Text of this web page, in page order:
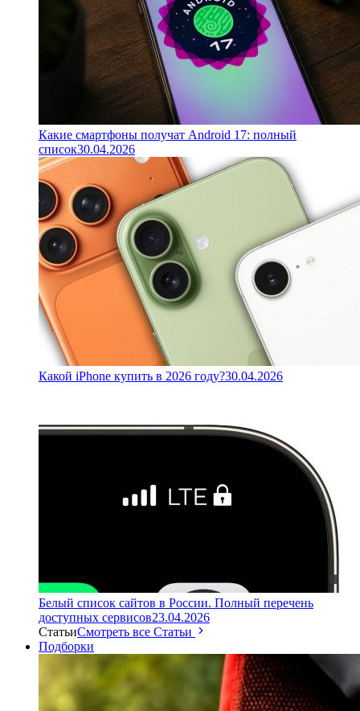
Какие смартфоны получат Android 17: полный
список30.04.2026
Какой iPhone купить в 2026 году?30.04.2026
Белый список сайтов в России. Полный перечень
доступных сервисов23.04.2026
СтатьиСмотреть все Статьи
Подборки